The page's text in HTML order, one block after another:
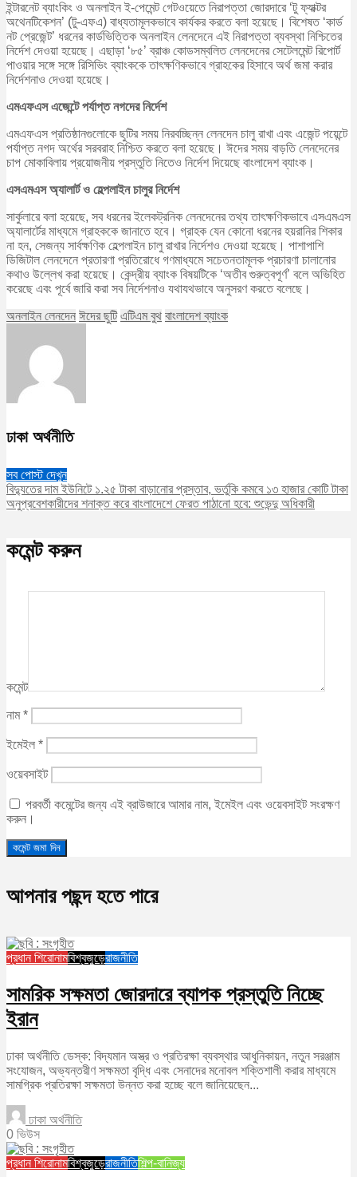
ইন্টারনেট ব্যাংকিং ও অনলাইন ই-পেমেন্ট গেটওয়েতে নিরাপত্তা জোরদারে ‘টু ফ্যাক্টর
অথেনটিকেশন’ (টু-এফএ) বাধ্যতামূলকভাবে কার্যকর করতে বলা হয়েছে। বিশেষত ‘কার্ড
নট প্রেজেন্ট’ ধরনের কার্ডভিত্তিক অনলাইন লেনদেনে এই নিরাপত্তা ব্যবস্থা নিশ্চিতের
নির্দেশ দেওয়া হয়েছে। এছাড়া ‘৮৫’ ব্রাঞ্চ কোডসম্বলিত লেনদেনের সেটেলমেন্ট রিপোর্ট
পাওয়ার সঙ্গে সঙ্গে রিসিভিং ব্যাংককে তাৎক্ষণিকভাবে গ্রাহকের হিসাবে অর্থ জমা করার
নির্দেশনাও দেওয়া হয়েছে।
এমএফএস এজেন্টে পর্যাপ্ত নগদের নির্দেশ
এমএফএস প্রতিষ্ঠানগুলোকে ছুটির সময় নিরবচ্ছিন্ন লেনদেন চালু রাখা এবং এজেন্ট পয়েন্টে
পর্যাপ্ত নগদ অর্থের সরবরাহ নিশ্চিত করতে বলা হয়েছে। ঈদের সময় বাড়তি লেনদেনের
চাপ মোকাবিলায় প্রয়োজনীয় প্রস্তুতি নিতেও নির্দেশ দিয়েছে বাংলাদেশ ব্যাংক।
এসএমএস অ্যালার্ট ও হেল্পলাইন চালুর নির্দেশ
সার্কুলারে বলা হয়েছে, সব ধরনের ইলেকট্রনিক লেনদেনের তথ্য তাৎক্ষণিকভাবে এসএমএস
অ্যালার্টের মাধ্যমে গ্রাহককে জানাতে হবে। গ্রাহক যেন কোনো ধরনের হয়রানির শিকার
না হন, সেজন্য সার্বক্ষণিক হেল্পলাইন চালু রাখার নির্দেশও দেওয়া হয়েছে। পাশাপাশি
ডিজিটাল লেনদেনে প্রতারণা প্রতিরোধে গণমাধ্যমে সচেতনতামূলক প্রচারণা চালানোর
কথাও উল্লেখ করা হয়েছে। কেন্দ্রীয় ব্যাংক বিষয়টিকে ‘অতীব গুরুত্বপূর্ণ’ বলে অভিহিত
করেছে এবং পূর্বে জারি করা সব নির্দেশনাও যথাযথভাবে অনুসরণ করতে বলেছে।
অনলাইন লেনদেন ঈদের ছুটি এটিএম বুথ বাংলাদেশ ব্যাংক
ঢাকা অর্থনীতি
সব পোস্ট দেখুন
বিদ্যুতের দাম ইউনিটে ১.২৫ টাকা বাড়ানোর প্রস্তাব, ভর্তুকি কমবে ১৩ হাজার কোটি টাকা
অনুপ্রবেশকারীদের শনাক্ত করে বাংলাদেশে ফেরত পাঠানো হবে: শুভেন্দু অধিকারী
কমেন্ট করুন
কমেন্ট
নাম*
ইমেইল *
ওয়েবসাইট
পরবর্তী কমেন্টের জন্য এই ব্রাউজারে আমার নাম, ইমেইল এবং ওয়েবসাইট সংরক্ষণ
করুন।
আপনার পছন্দ হতে পারে
প্রধান শিরোনামবিশ্বজুড়েরাজনীতি
সামরিক সক্ষমতা জোরদারে ব্যাপক প্রস্তুতি নিচ্ছে
ইরান
ঢাকা অর্থনীতি ডেস্ক: বিদ্যমান অস্ত্র ও প্রতিরক্ষা ব্যবস্থার আধুনিকায়ন, নতুন সরঞ্জাম
সংযোজন, অভ্যন্তরীণ সক্ষমতা বৃদ্ধি এবং সেনাদের মনোবল শক্তিশালী করার মাধ্যমে
সামগ্রিক প্রতিরক্ষা সক্ষমতা উন্নত করা হচ্ছে বলে জানিয়েছেন...
ঢাকা অর্থনীতি
0 ভিউস
প্রধান শিরোনামবিশ্বজুড়েরাজনীতিশিল্প-বানিজ্য